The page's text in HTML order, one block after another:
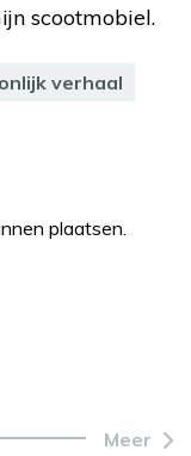
scootmobiel.
verhaal
plaatsen.
Meer